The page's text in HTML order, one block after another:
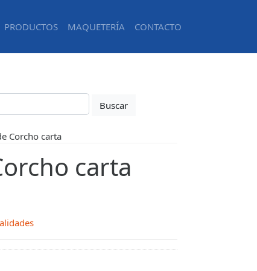
PRODUCTOS MAQUETERÍA CONTACTO
Corcho carta
carta